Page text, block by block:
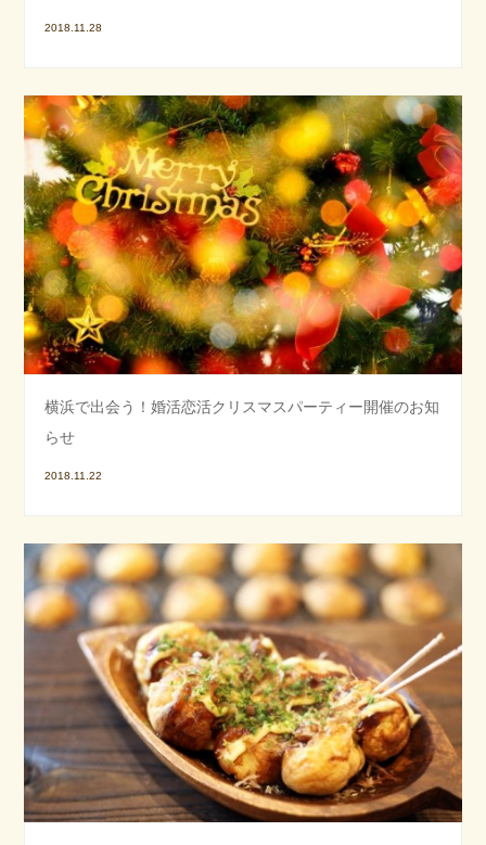
2018.11.28
横浜で出会う！婚活恋活クリスマスパーティー開催のお知
らせ
2018.11.22